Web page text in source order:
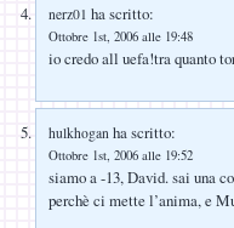
nerz01 ha scritto:
Ottobre 1st, 2006 alle 19:48
io credo all uefa!tra quanto
hulkhogan ha scritto:
Ottobre 1st, 2006 alle 19:52
siamo a -13, David. sai una
perchè ci mette l’anima, e